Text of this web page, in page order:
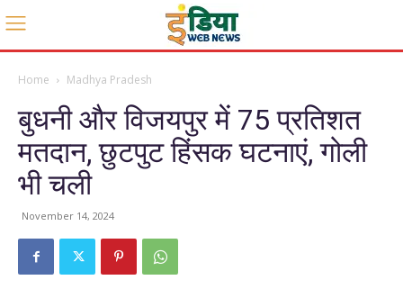
Home Madhya Pradesh
बुधनी और विजयपुर में 75 प्रतिशत
मतदान, छुटपुट हिंसक घटनाएं, गोली
भी चली
November 14, 2024